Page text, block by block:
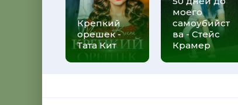
Крепкий
орешек -
Тата Кит
моего
самоубийст
ва - Стейс
Крамер